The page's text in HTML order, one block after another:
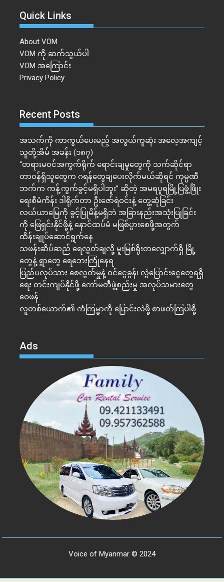
Quick Links
About VOM
VOM ကို ဆက်သွယ်ပါ
VOM အကြောင်း
Privacy Policy
Recent Posts
အသက်ကို ကာကွယ်ပေးမည့် အလွယ်ကူဆုံး အလေ့အကျင့်
သူတို့အိမ် အခန်း (၁၈၇)
“တရားမဝင်အကွက်ရိုက် ရောင်းချမှုတွေကို သက်ဆိုင်ရာ
တာဝန်ရှိသူတွေက ဂရန်တွေချပေးလိုက်မယ်ဆိုရင် ကုမ္ပဏီ
ဘက်က ကန့်ကွက်ခွင့်မရှိပါဘူး” ဆိုတဲ့ အမရပူရမြို့ပြဖွံ့ဖြိုး
ရေးစီမံကိန်း ဒါရိုက်တာ ဦးဇော်ရဲဝင်းနဲ့ တွေ့ဆုံခြင်း
လယ်ယာမြေကို ခွင့်ပြုမိန့်မရှိဘဲ အခြားနည်းအသုံးပြုခြင်း
ကို ဖြေရှင်းနိုင်ဖို့နဲ့ နောင်ထပ်မံ မဖြစ်ပွားစေဖို့အတွက်
ထိန်းချုပ်ဆောင်ရွက်နေ
သဖန်းဆိပ်ဆည် ရေလွှတ်ချလို့ မူးမြစ်ရိုးတလျှောက်ရှိ မြို့
တွေနဲ့ ရွာတွေ ရေဘေးကြုံနေရ
ပြည်ပလုပ်သား စေလွှတ်မှုနဲ့ ဝင်ငွေခွန်၊ လွှဲပြောင်းငွေတွေရရှိ
ရေး တင်းကျပ်နိုင်ဖို့ ကော်မတီဖွဲ့စည်းမှု အလုပ်သမားတွေ
ဝေဖန်
လူတစ်ယောက်၏ ကံကြမ္မာကို ပြောင်းလဲဖို့ စာဖတ်ကြပါစို့
Ads
Voice of Myanmar © 2024